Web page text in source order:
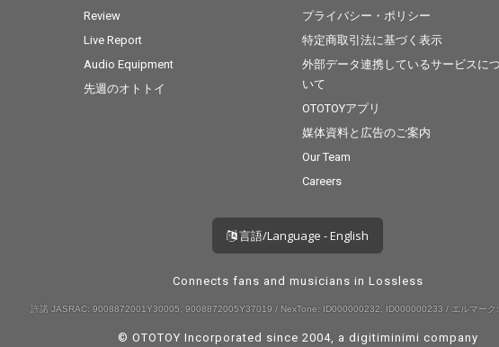
Review
Live Report
Audio Equipment
先週のオトトイ
プライバシー・ポリシー
特定商取引法に基づく表示
外部データ連携しているサービスにつ
いて
OTOTOYアプリ
媒体資料と広告のご案内
Our Team
Careers
言語/Language - English
Connects fans and musicians in Lossless
許諾 JASRAC: 9008872001Y30005, 9008872005Y37019 / NexTone: ID000000232, ID000000233 / エルマーク
© OTOTOY Incorporated since 2004, a digitiminimi company